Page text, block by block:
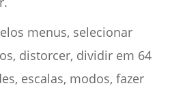
menus, selecionar
distorcer, dividir em 64
escalas, modos, fazer